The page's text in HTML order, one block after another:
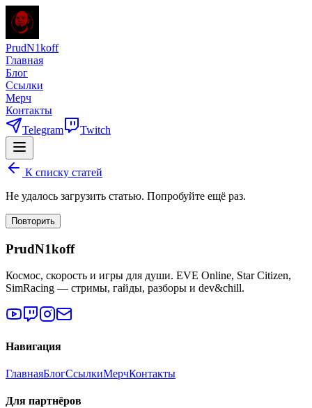
PrudN1koff
Главная
Блог
Ссылки
Мерч
Контакты
Telegram
Twitch
К списку статей
Не удалось загрузить статью. Попробуйте ещё раз.
Повторить
PrudN1koff
Космос, скорость и игры для души. EVE Online, Star Citizen,
SimRacing — стримы, гайды, разборы и dev&chill.
Навигация
ГлавнаяБлогСсылкиМерчКонтакты
Для партнёров